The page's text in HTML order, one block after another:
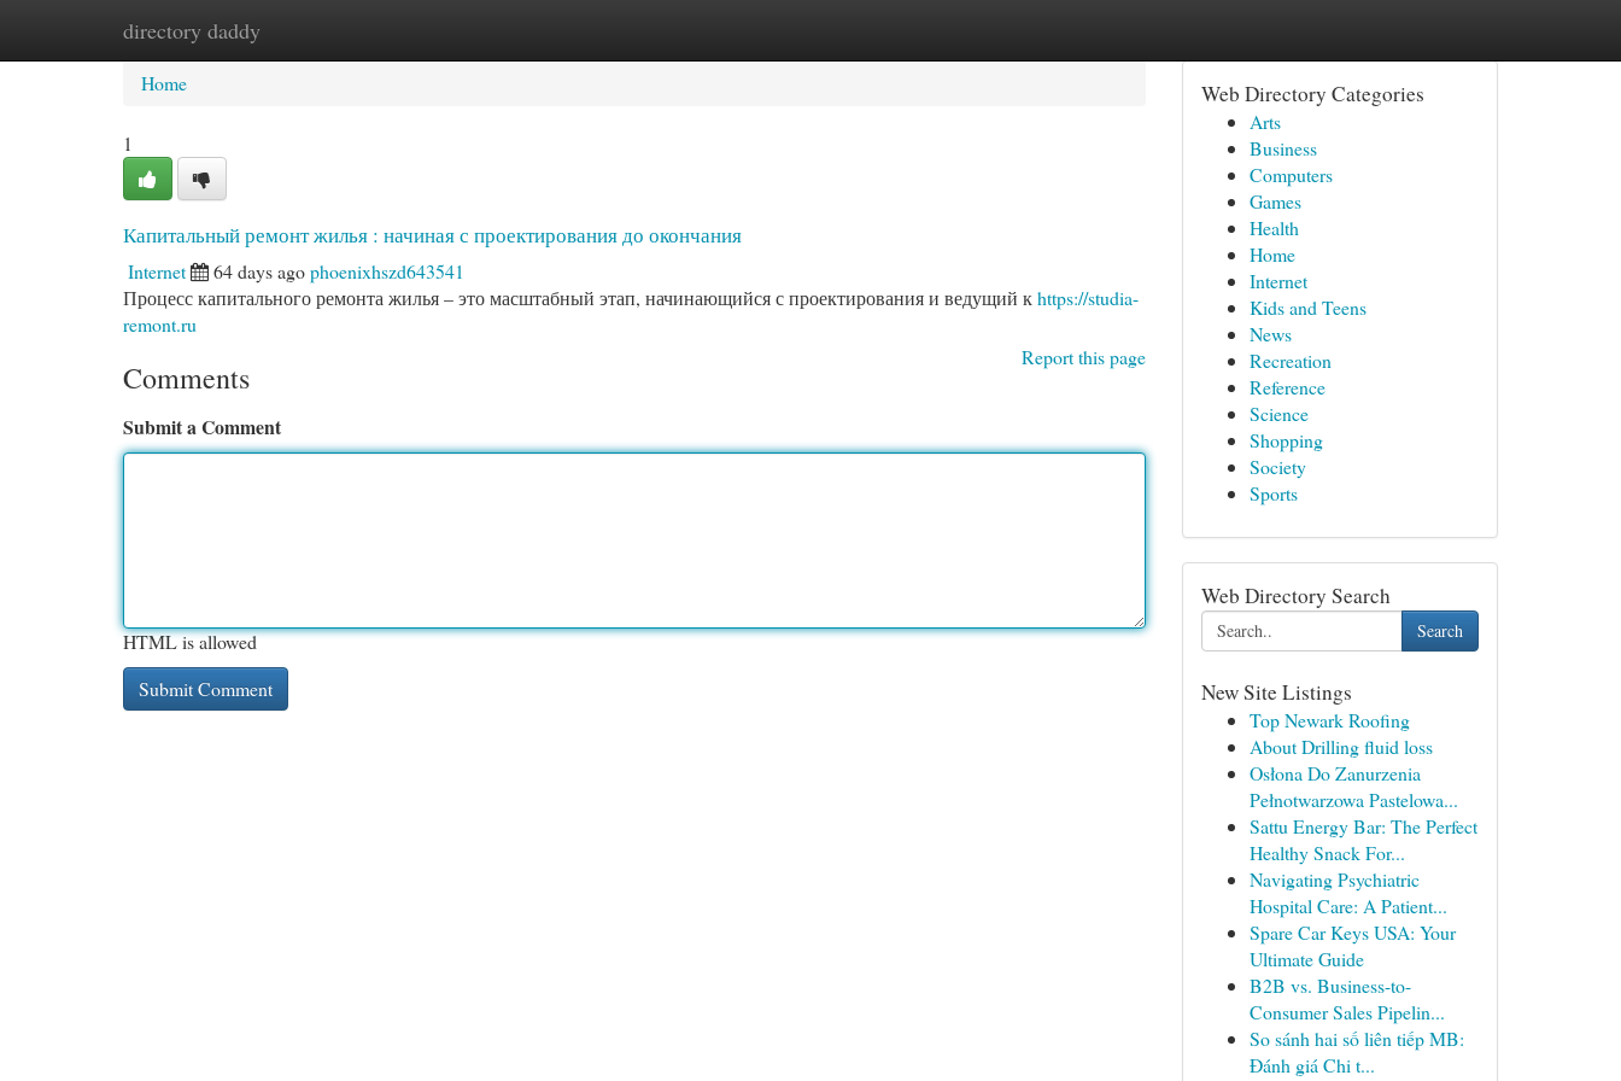
directory daddy
Home New Site Listings
Home
1
Капитальный ремонт жилья : начиная с проектирования до окончания
Internet 64 days agophoenixhszd643541
Процесс капитального ремонта жилья – это масштабный этап, начинающийся с проектирования и ведущий кhttps://studia-
remont.ru
Report this page
Comments
Submit a Comment
HTML is allowed
Web Directory Categories
Arts
Business
Computers
Games
Health
Home
Internet
Kids and Teens
News
Recreation
Reference
Science
Shopping
Society
Sports
Web Directory Search
Search
New Site Listings
Top Newark Roofing
About Drilling fluid loss
Osłona Do Zanurzenia
Pełnotwarzowa Pastelowa...
Sattu Energy Bar: The Perfect
Healthy Snack For...
Navigating Psychiatric
Hospital Care: A Patient...
Spare Car Keys USA: Your
Ultimate Guide
B2B vs. Business-to-
Consumer Sales Pipelin...
So sánh hai số liên tiếp MB:
Đánh giá Chi t...